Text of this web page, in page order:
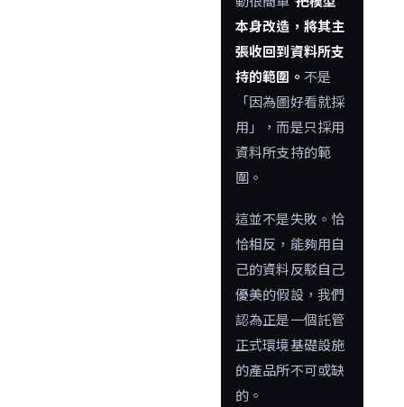
本身改造，將其主
張收回到資料所支
持的範圍。 不是
「因為圖好看就採
用」，而是只採用
資料所支持的範
圍。
這並不是失敗。恰
恰相反，能夠用自
己的資料反駁自己
優美的假設，我們
認為正是一個託管
正式環境基礎設施
的產品所不可或缺
的。